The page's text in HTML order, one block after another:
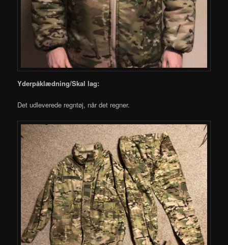
Yderpåklædning/Skal lag:
Det udleverede regntøj, når det regner.